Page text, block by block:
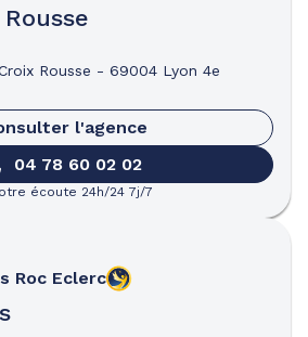
Rousse - 69004 Lyon 4e
l'agence
04 78 60 02 02
écoute 24h/24 7j/7
Roc Eclerc